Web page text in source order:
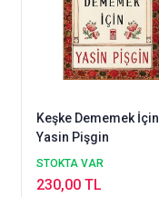
Keşke Dememek İçin
Yasin Pişgin
STOKTA VAR
230,00 TL